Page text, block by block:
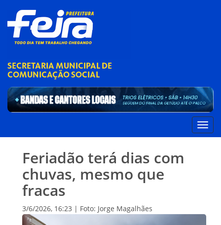
SECRETARIA MUNICIPAL DE
COMUNICAÇÃO SOCIAL
Feriadão terá dias com
chuvas, mesmo que
fracas
3/6/2026, 16:23 | Foto: Jorge Magalhães